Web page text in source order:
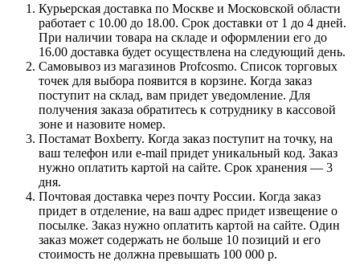
Курьерская доставка по Москве и Московской области
работает с 10.00 до 18.00. Срок доставки от 1 до 4 дней.
При наличии товара на складе и оформлении его до
16.00 доставка будет осуществлена на следующий день.
Самовывоз из магазинов Profcosmo. Список торговых
точек для выбора появится в корзине. Когда заказ
поступит на склад, вам придет уведомление. Для
получения заказа обратитесь к сотруднику в кассовой
зоне и назовите номер.
Постамат Boxberry. Когда заказ поступит на точку, на
ваш телефон или e-mail придет уникальный код. Заказ
нужно оплатить картой на сайте. Срок хранения — 3
дня.
Почтовая доставка через почту России. Когда заказ
придет в отделение, на ваш адрес придет извещение о
посылке. Заказ нужно оплатить картой на сайте. Один
заказ может содержать не больше 10 позиций и его
стоимость не должна превышать 100 000 р.